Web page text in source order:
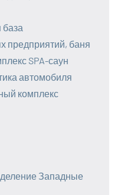
база
предприятий, баня
SPA-саун
автомобиля
комплекс
Западные